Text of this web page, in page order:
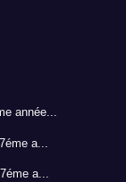
année...
a...
a...